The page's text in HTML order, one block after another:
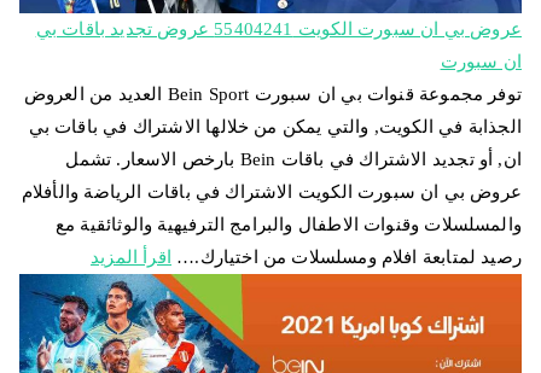
عروض بي ان سبورت الكويت 55404241 عروض تجديد باقات بي
ان سبورت
توفر مجموعة قنوات بي ان سبورت Bein Sport العديد من العروض
الجذابة في الكويت, والتي يمكن من خلالها الاشتراك في باقات بي
ان, أو تجديد الاشتراك في باقات Bein بارخص الاسعار. تشمل
عروض بي ان سبورت الكويت الاشتراك في باقات الرياضة والأفلام
والمسلسلات وقنوات الاطفال والبرامج الترفيهية والوثائقية مع
رصيد لمتابعة افلام ومسلسلات من اختيارك.…
اقرأ المزيد